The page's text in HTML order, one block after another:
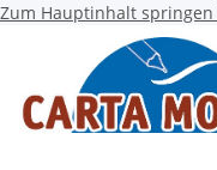
Zum Hauptinhalt springen